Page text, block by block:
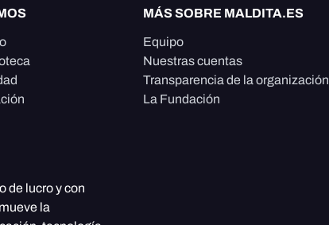
MÁS SOBRE MALDITA.ES
Equipo
Nuestras cuentas
Transparencia de la organización
La Fundación
de lucro y con
la